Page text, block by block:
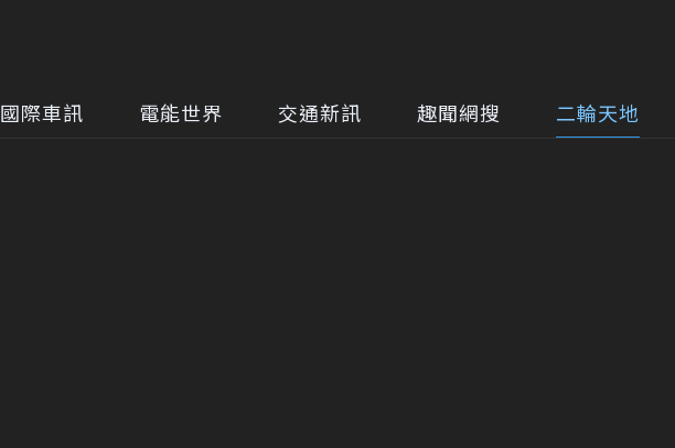
國際車訊 電能世界 交通新訊 趣聞網搜 二輪天地